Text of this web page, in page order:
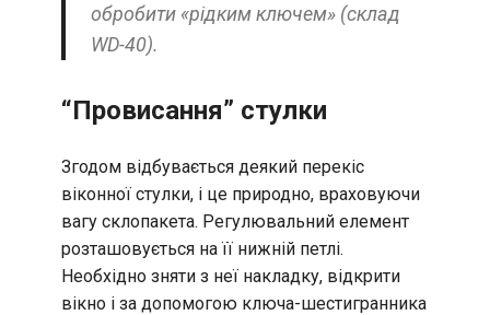
обробити «рідким ключем» (склад
WD-40).
“Провисання” стулки
Згодом відбувається деякий перекіс
віконної стулки, і це природно, враховуючи
вагу склопакета. Регулювальний елемент
розташовується на її нижній петлі.
Необхідно зняти з неї накладку, відкрити
вікно і за допомогою ключа-шестигранника